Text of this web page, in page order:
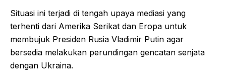
Situasi ini terjadi di tengah upaya mediasi yang
terhenti dari Amerika Serikat dan Eropa untuk
membujuk Presiden Rusia Vladimir Putin agar
bersedia melakukan perundingan gencatan senjata
dengan Ukraina.